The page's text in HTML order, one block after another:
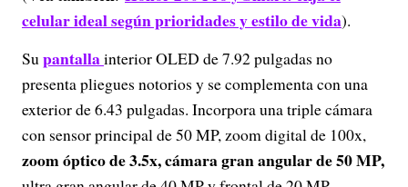
celular ideal según prioridades y estilo de vida).
Supantallainterior OLED de 7.92 pulgadas no
presenta pliegues notorios y se complementa con una
exterior de 6.43 pulgadas. Incorpora una triple cámara
con sensor principal de 50 MP, zoom digital de 100x,
zoom óptico de 3.5x, cámara gran angular de 50 MP,